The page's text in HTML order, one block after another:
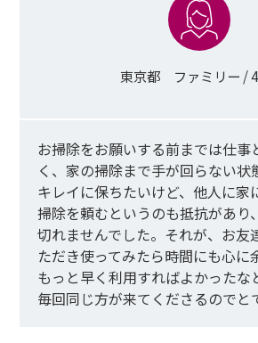
東京都 ファミリー /
お掃除をお願いする前までは仕事
く、家の掃除まで手が回らない状
キレイに保ちたいけど、他人に家
掃除を頼むというのも抵抗があり
切れませんでした。それが、 お友
ただき使ってみたら時間にも心に
もっと早く利用すればよかったな
毎回同じ方が来てくださるのでと